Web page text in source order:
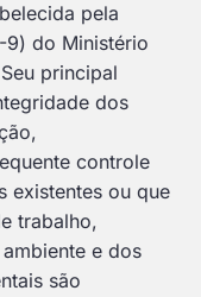
pela
9) do Ministério
principal
dos
controle
existentes ou que
trabalho,
e dos
são